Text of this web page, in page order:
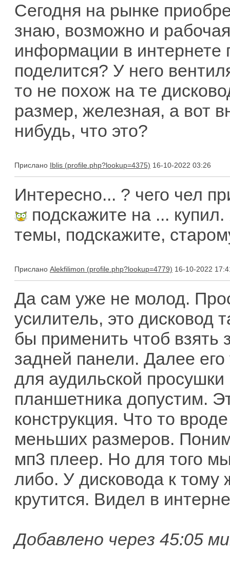
Сегодня на рынке
знаю, возможно и
информации в интернете
поделится? У него
то не похож на те
размер, железная, а вот
нибудь, что это?
Прислано Iblis 16-10-2022 03:26
Интересно... ? чего чел
подскажите на ...
темы, подскажите,
Прислано Alekfilimon 16-10-2022
Да сам уже не молод.
усилитель, это дисковод
бы применить чтоб взять
задней панели. Далее
для аудильской
планшетника допустим.
конструкция. Что то
меньших размеров.
мп3 плеер. Но для того
либо. У дисковода к тому
крутится. Видел в
Добавлено через 45:05